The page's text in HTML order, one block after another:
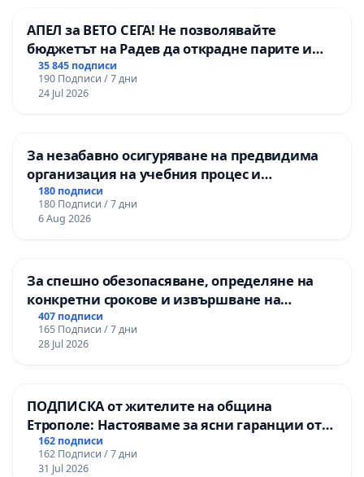
АПЕЛ за ВЕТО СЕГА! Не позволявайте
бюджетът на Радев да открадне парите и
правата ни в тъмното
35 845 подписи
190 Подписи / 7 дни
24 Jul 2026
За незабавно осигуряване на предвидима
организация на учебния процес и
гарантиране на правото на равнопоставено
и качествено образование на учениците от
ОУ „Княз Александър I“ и Хуманитарна
180 подписи
180 Подписи / 7 дни
6 Aug 2026
За спешно обезопасяване, определяне на
конкретни срокове и извършване на
цялостна рехабилитация на
републиканския път между пътен възел АМ
„Тракия“ - гр. Ихтиман - с. Мирово - к.к.
407 подписи
165 Подписи / 7 дни
28 Jul 2026
ПОДПИСКА от жителите на община
Етрополе: Настояваме за ясни гаранции от
“Елаците-МЕД” АД и от държавата, че ще се
изпълнят всички екологични норми!
162 подписи
162 Подписи / 7 дни
31 Jul 2026